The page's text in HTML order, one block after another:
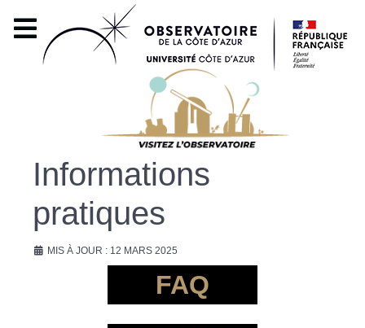
Informations
pratiques
MIS À JOUR : 12 MARS 2025
FAQ